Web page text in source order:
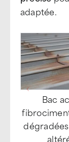
adaptée.
Bac